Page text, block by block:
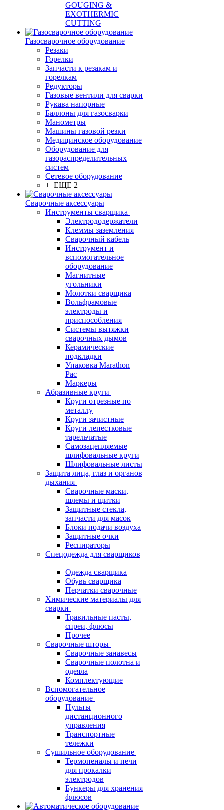
GOUGING &
EXOTHERMIC
CUTTING
Газосварочное оборудование
Резаки
Горелки
Запчасти к резакам и
горелкам
Редукторы
Газовые вентили для сварки
Рукава напорные
Баллоны для газосварки
Манометры
Машины газовой резки
Медицинское оборудование
Оборудование для
газораспределительных
систем
Сетевое оборудование
+ ЕЩЕ 2
Сварочные аксессуары
Инструменты сварщика
Электрододержатели
Клеммы заземления
Сварочный кабель
Инструмент и
вспомогательное
оборудование
Магнитные
угольники
Молотки сварщика
Вольфрамовые
электроды и
приспособления
Системы вытяжки
сварочных дымов
Керамические
подкладки
Упаковка Marathon
Pac
Маркеры
Абразивные круги
Круги отрезные по
металлу
Круги зачистные
Круги лепестковые
тарельчатые
Самозацепляемые
шлифовальные круги
Шлифовальные листы
Защита лица, глаз и органов
дыхания
Сварочные маски,
шлемы и щитки
Защитные стекла,
запчасти для масок
Блоки подачи воздуха
Защитные очки
Респираторы
Спецодежда для сварщиков
Одежда сварщика
Обувь сварщика
Перчатки сварочные
Химические материалы для
сварки
Травильные пасты,
спреи, флюсы
Прочее
Сварочные шторы
Сварочные занавесы
Сварочные полотна и
одеяла
Комплектующие
Вспомогательное
оборудование
Пульты
дистанционного
управления
Транспортные
тележки
Сушильное оборудование
Термопеналы и печи
для прокалки
электродов
Бункеры для хранения
флюсов